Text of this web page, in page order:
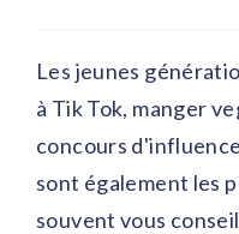
Les jeunes
à Tik Tok, manger
concours
sont également les
souvent vous